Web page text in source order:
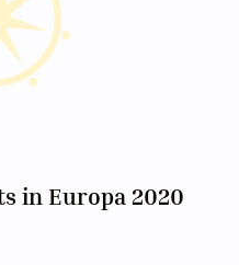
in Europa 2020